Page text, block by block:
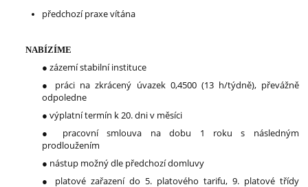
předchozí praxe vítána
NABÍZÍME
● zázemí stabilní instituce
●
práci na zkrácený úvazek 0,4500 (13 h/týdně), převážně
odpoledne
● výplatní termín k 20. dni v měsíci
●
pracovní smlouva na dobu 1 roku s následným
prodloužením
● nástup možný dle předchozí domluvy
●
platové zařazení do 5. platového tarifu, 9. platové třídy